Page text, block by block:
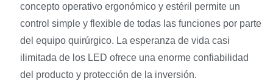
concepto operativo ergonómico y estéril permite un
control simple y flexible de todas las funciones por parte
del equipo quirúrgico. La esperanza de vida casi
ilimitada de los LED ofrece una enorme confiabilidad
del producto y protección de la inversión.